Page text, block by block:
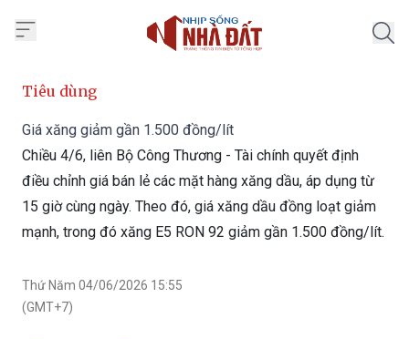
Tiêu dùng
Giá xăng giảm gần 1.500 đồng/lít
Chiều 4/6, liên Bộ Công Thương - Tài chính quyết định
điều chỉnh giá bán lẻ các mặt hàng xăng dầu, áp dụng từ
15 giờ cùng ngày. Theo đó, giá xăng dầu đồng loạt giảm
mạnh, trong đó xăng E5 RON 92 giảm gần 1.500 đồng/lít.
Thứ Năm 04/06/2026 15:55
(GMT+7)